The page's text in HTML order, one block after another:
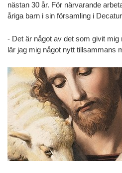
nästan 30 år. För närvarande
åriga barn i sin församling i
- Det är något av det som givit
lär jag mig något nytt tillsammans